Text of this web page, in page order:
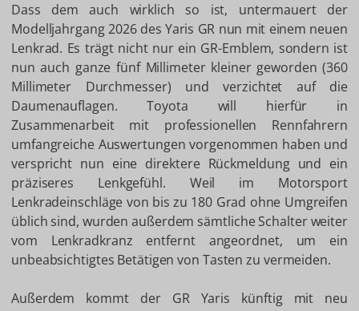
Dass dem auch wirklich so ist, untermauert der
Modelljahrgang 2026 des Yaris GR nun mit einem neuen
Lenkrad. Es trägt nicht nur ein GR-Emblem, sondern ist
nun auch ganze fünf Millimeter kleiner geworden (360
Millimeter Durchmesser) und verzichtet auf die
Daumenauflagen. Toyota will hierfür in
Zusammenarbeit mit professionellen Rennfahrern
umfangreiche Auswertungen vorgenommen haben und
verspricht nun eine direktere Rückmeldung und ein
präziseres Lenkgefühl. Weil im Motorsport
Lenkradeinschläge von bis zu 180 Grad ohne Umgreifen
üblich sind, wurden außerdem sämtliche Schalter weiter
vom Lenkradkranz entfernt angeordnet, um ein
unbeabsichtigtes Betätigen von Tasten zu vermeiden.
Außerdem kommt der GR Yaris künftig mit neu